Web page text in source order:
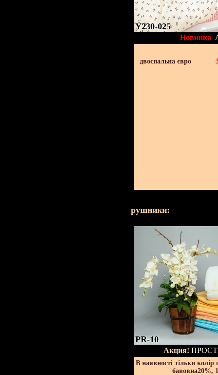
Y230-025
Новинка
двоспальна євро
рушники:
PR-10
Акция!
В наявності тільки
бавовна20%,